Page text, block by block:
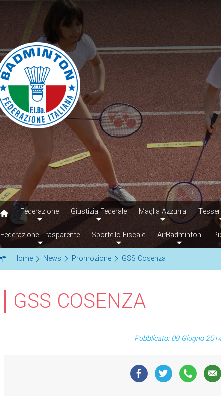
Federazione Giustizia Federale Maglia Azzurra
Federazione Trasparente Sportello Fiscale AirBadminton
Home News Promozione GSS Cosenza
GSS COSENZA
Pubblicato: 09 Giugno